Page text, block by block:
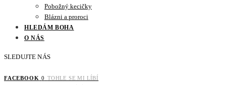
Pobožný kecičky
Blázni a proroci
HLEDÁM BOHA
O NÁS
SLEDUJTE NÁS
FACEBOOK 0 TOHLE SE MI LÍBÍ